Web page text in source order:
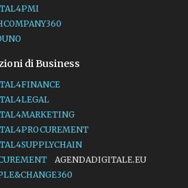
di Business
AGENDADIGITALE.EU